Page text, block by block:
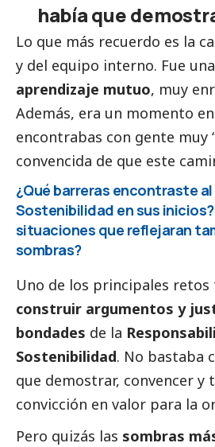
había que
Lo que más recuerdo es la
y del equipo interno. Fue una
aprendizaje mutuo, muy
Además, era un momento
encontrabas con gente muy
convencida de que este
¿Qué barreras encontraste
Sostenibilidad en sus
situaciones que reflejaran
sombras?
Uno de los principales
construir argumentos y
bondades de la
Sostenibilidad. No bastaba
que demostrar, convencer y
convicción en valor para la
Pero quizás las sombras